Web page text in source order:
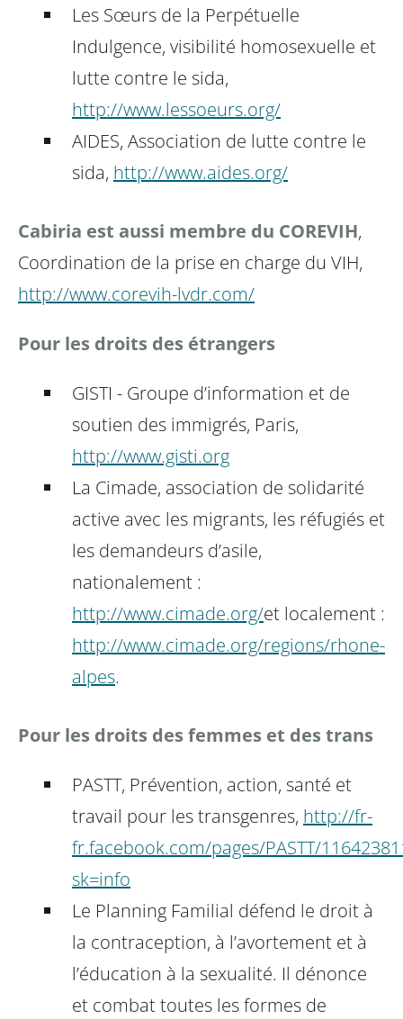
Les Sœurs de la Perpétuelle
Indulgence, visibilité homosexuelle et
lutte contre le sida,
http://www.lessoeurs.org/
AIDES, Association de lutte contre le
sida, http://www.aides.org/
Cabiria est aussi membre du COREVIH,
Coordination de la prise en charge du VIH,
http://www.corevih-lvdr.com/
Pour les droits des étrangers
GISTI - Groupe d’information et de
soutien des immigrés, Paris,
http://www.gisti.org
La Cimade, association de solidarité
active avec les migrants, les réfugiés et
les demandeurs d’asile,
nationalement :
http://www.cimade.org/et localement :
http://www.cimade.org/regions/rhone-
alpes.
Pour les droits des femmes et des trans
PASTT, Prévention, action, santé et
travail pour les transgenres, http://fr-
fr.facebook.com/pages/PASTT/
sk=info
Le Planning Familial défend le droit à
la contraception, à l’avortement et à
l’éducation à la sexualité. Il dénonce
et combat toutes les formes de